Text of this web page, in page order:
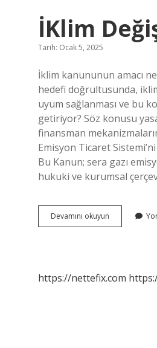
İKlim
Tarih: Ocak 5, 2025
İklim kanununun amacı
hedefi doğrultusunda,
uyum sağlanması ve bu
getiriyor? Söz konusu
finansman
Emisyon Ticaret
Bu Kanun; sera gazı
hukuki ve kurumsal
Devamını okuyun
Değişikliği
https://nettefix.com